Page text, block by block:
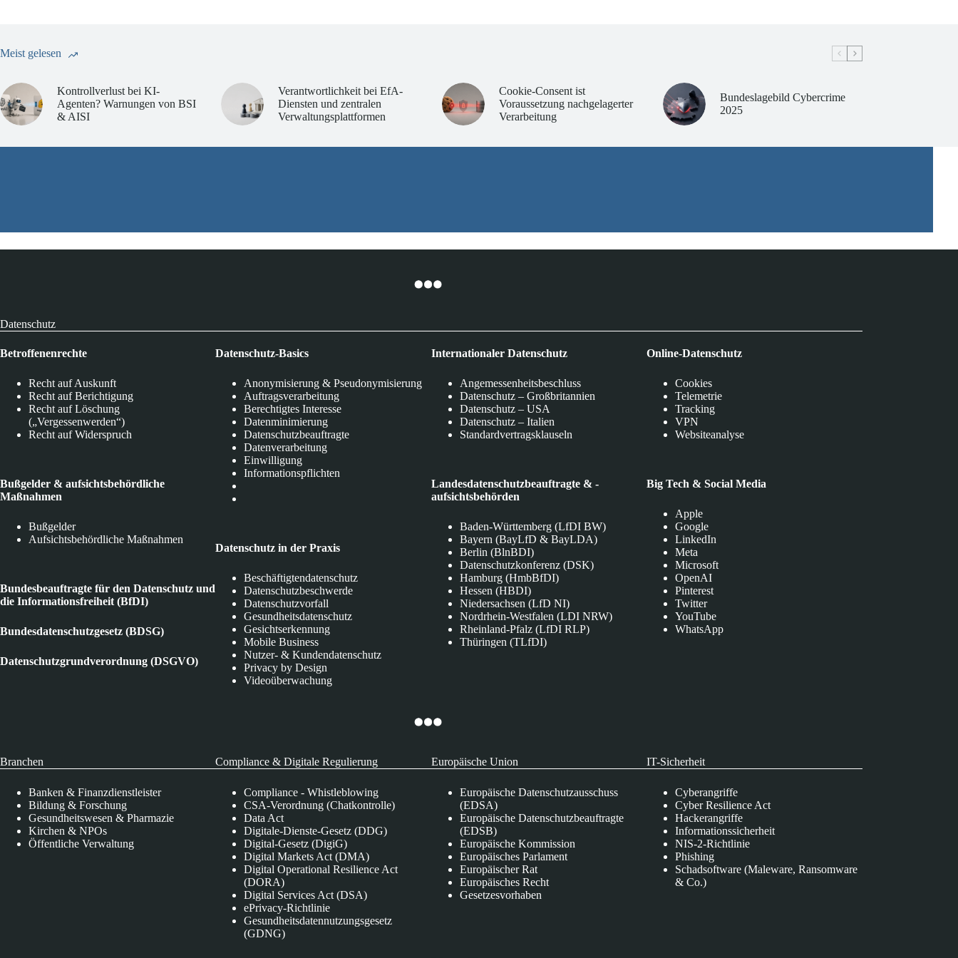
Meist gelesen
Kontrollverlust bei KI-
Agenten? Warnungen von BSI
& AISI
Verantwortlichkeit bei EfA-
Diensten und zentralen
Verwaltungsplattformen
Cookie-Consent ist
Voraussetzung nachgelagerter
Verarbeitung
Bundeslagebild Cybercrime
2025
Datenschutz
Betroffenenrechte
Recht auf Auskunft
Recht auf Berichtigung
Recht auf Löschung
(„Vergessenwerden“)
Recht auf Widerspruch
Bußgelder & aufsichtsbehördliche
Maßnahmen
Bußgelder
Aufsichtsbehördliche Maßnahmen
Bundesbeauftragte für den Datenschutz und
die Informationsfreiheit (BfDI)
Bundesdatenschutzgesetz (BDSG)
Datenschutzgrundverordnung (DSGVO)
Datenschutz-Basics
Anonymisierung & Pseudonymisierung
Auftragsverarbeitung
Berechtigtes Interesse
Datenminimierung
Datenschutzbeauftragte
Datenverarbeitung
Einwilligung
Informationspflichten
Datenschutz in der Praxis
Beschäftigtendatenschutz
Datenschutzbeschwerde
Datenschutzvorfall
Gesundheitsdatenschutz
Gesichtserkennung
Mobile Business
Nutzer- & Kundendatenschutz
Privacy by Design
Videoüberwachung
Internationaler Datenschutz
Angemessenheitsbeschluss
Datenschutz – Großbritannien
Datenschutz – USA
Datenschutz – Italien
Standardvertragsklauseln
Landesdatenschutzbeauftragte & -
aufsichtsbehörden
Baden-Württemberg (LfDI BW)
Bayern (BayLfD & BayLDA)
Berlin (BlnBDI)
Datenschutzkonferenz (DSK)
Hamburg (HmbBfDI)
Hessen (HBDI)
Niedersachsen (LfD NI)
Nordrhein-Westfalen (LDI NRW)
Rheinland-Pfalz (LfDI RLP)
Thüringen (TLfDI)
Online-Datenschutz
Cookies
Telemetrie
Tracking
VPN
Websiteanalyse
Big Tech & Social Media
Apple
Google
LinkedIn
Meta
Microsoft
OpenAI
Pinterest
Twitter
YouTube
WhatsApp
Branchen
Banken & Finanzdienstleister
Bildung & Forschung
Gesundheitswesen & Pharmazie
Kirchen & NPOs
Öffentliche Verwaltung
Compliance & Digitale Regulierung
Compliance - Whistleblowing
CSA-Verordnung (Chatkontrolle)
Data Act
Digitale-Dienste-Gesetz (DDG)
Digital-Gesetz (DigiG)
Digital Markets Act (DMA)
Digital Operational Resilience Act
(DORA)
Digital Services Act (DSA)
ePrivacy-Richtlinie
Gesundheitsdatennutzungsgesetz
(GDNG)
Europäische Union
Europäische Datenschutzausschuss
(EDSA)
Europäische Datenschutzbeauftragte
(EDSB)
Europäische Kommission
Europäisches Parlament
Europäischer Rat
Europäisches Recht
Gesetzesvorhaben
IT-Sicherheit
Cyberangriffe
Cyber Resilience Act
Hackerangriffe
Informationssicherheit
NIS-2-Richtlinie
Phishing
Schadsoftware (Maleware, Ransomware
& Co.)